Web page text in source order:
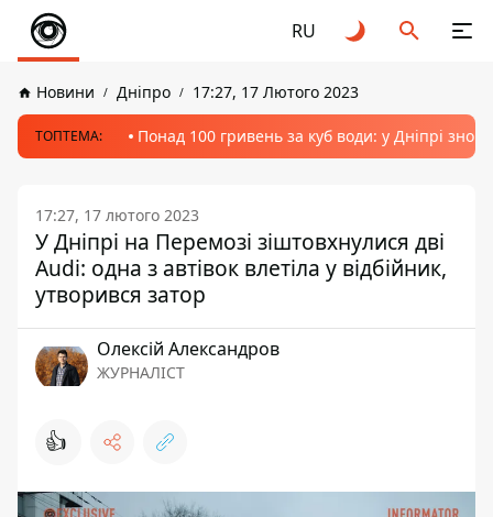
RU
Новини Дніпро 17:27, 17 Лютого 2023
ТОПТЕМА: Понад 100 гривень за куб води: у Дніпрі
17:27, 17 лютого 2023
У Дніпрі на Перемозі зіштовхнулися дві
Audi: одна з автівок влетіла у відбійник,
утворився затор
Олексій Александров
ЖУРНАЛІСТ
👍